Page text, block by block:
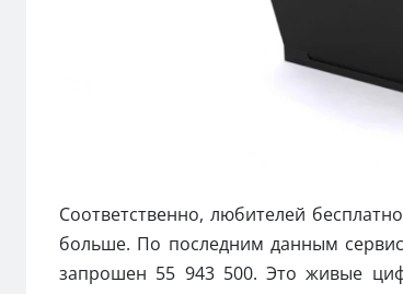
Соответственно, любителей
больше. По последним данным
запрошен 55 943 500. Это живые